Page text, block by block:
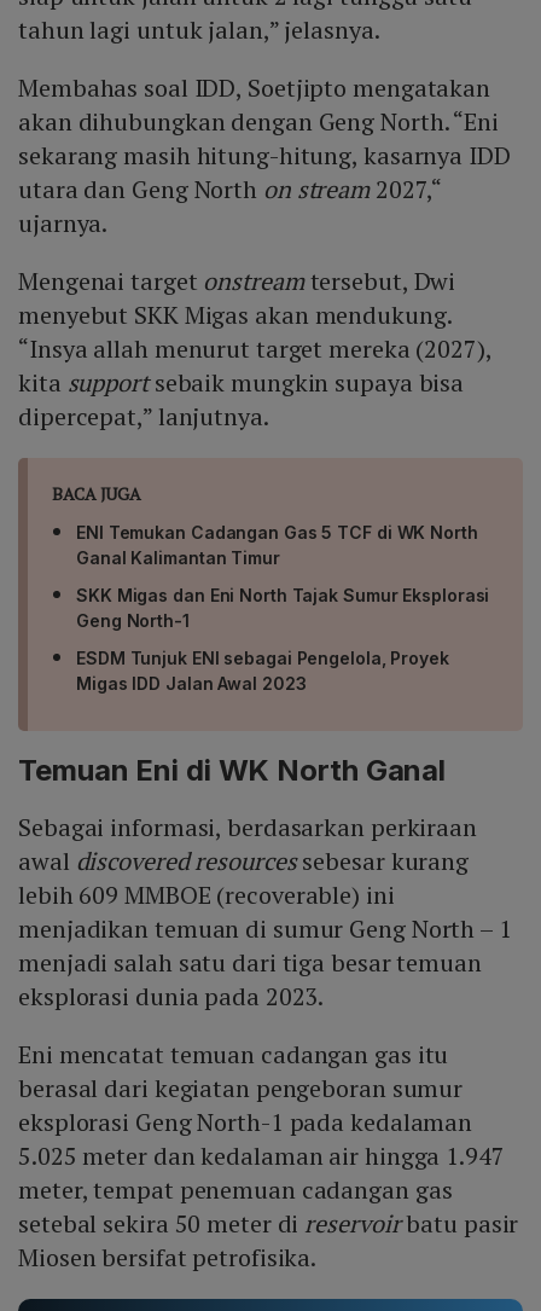
tahun lagi untuk jalan,” jelasnya.
Membahas soal IDD, Soetjipto mengatakan
akan dihubungkan dengan Geng North. “Eni
sekarang masih hitung-hitung, kasarnya IDD
utara dan Geng North on stream2027,“
ujarnya.
Mengenai target onstreamtersebut, Dwi
menyebut SKK Migas akan mendukung.
“Insya allah menurut target mereka (2027),
kita supportsebaik mungkin supaya bisa
dipercepat,” lanjutnya.
BACA JUGA
ENI Temukan Cadangan Gas 5 TCF di WK North
Ganal Kalimantan Timur
SKK Migas dan Eni North Tajak Sumur Eksplorasi
Geng North-1
ESDM Tunjuk ENI sebagai Pengelola, Proyek
Migas IDD Jalan Awal 2023
Temuan Eni di WK North Ganal
Sebagai informasi, berdasarkan perkiraan
awal discovered resourcessebesar kurang
lebih 609 MMBOE (recoverable) ini
menjadikan temuan di sumur Geng North – 1
menjadi salah satu dari tiga besar temuan
eksplorasi dunia pada 2023.
Eni mencatat temuan cadangan gas itu
berasal dari kegiatan pengeboran sumur
eksplorasi Geng North-1 pada kedalaman
5.025 meter dan kedalaman air hingga 1.947
meter, tempat penemuan cadangan gas
setebal sekira 50 meter di reservoirbatu pasir
Miosen bersifat petrofisika.